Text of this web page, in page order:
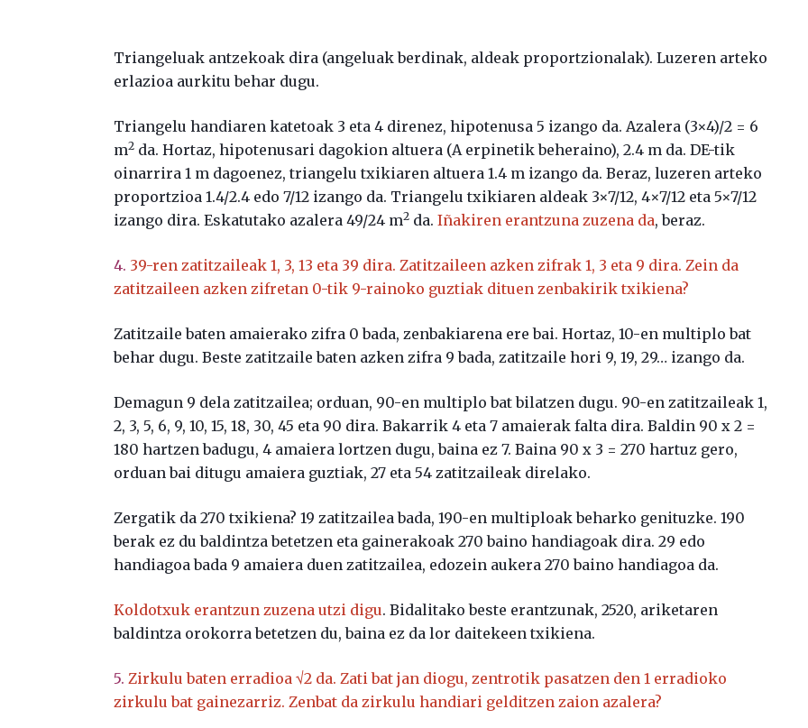
Triangeluak antzekoak dira (angeluak berdinak, aldeak proportzionalak). Luzeren arteko
erlazioa aurkitu behar dugu.
Triangelu handiaren katetoak 3 eta 4 direnez, hipotenusa 5 izango da. Azalera (3×4)/2 = 6
m2 da. Hortaz, hipotenusari dagokion altuera (A erpinetik beheraino), 2.4 m da. DE-tik
oinarrira 1 m dagoenez, triangelu txikiaren altuera 1.4 m izango da. Beraz, luzeren arteko
proportzioa 1.4/2.4 edo 7/12 izango da. Triangelu txikiaren aldeak 3×7/12, 4×7/12 eta 5×7/12
izango dira. Eskatutako azalera 49/24 m2 da.Iñakiren erantzuna zuzena da, beraz.
4. 39-ren zatitzaileak 1, 3, 13 eta 39 dira. Zatitzaileen azken zifrak 1, 3 eta 9 dira. Zein da
zatitzaileen azken zifretan 0-tik 9-rainoko guztiak dituen zenbakirik txikiena?
Zatitzaile baten amaierako zifra 0 bada, zenbakiarena ere bai. Hortaz, 10-en multiplo bat
behar dugu. Beste zatitzaile baten azken zifra 9 bada, zatitzaile hori 9, 19, 29… izango da.
Demagun 9 dela zatitzailea; orduan, 90-en multiplo bat bilatzen dugu. 90-en zatitzaileak 1,
2, 3, 5, 6, 9, 10, 15, 18, 30, 45 eta 90 dira. Bakarrik 4 eta 7 amaierak falta dira. Baldin 90 x 2 =
180 hartzen badugu, 4 amaiera lortzen dugu, baina ez 7. Baina 90 x 3 = 270 hartuz gero,
orduan bai ditugu amaiera guztiak, 27 eta 54 zatitzaileak direlako.
Zergatik da 270 txikiena? 19 zatitzailea bada, 190-en multiploak beharko genituzke. 190
berak ez du baldintza betetzen eta gainerakoak 270 baino handiagoak dira. 29 edo
handiagoa bada 9 amaiera duen zatitzailea, edozein aukera 270 baino handiagoa da.
Koldotxuk erantzun zuzena utzi digu. Bidalitako beste erantzunak, 2520, ariketaren
baldintza orokorra betetzen du, baina ez da lor daitekeen txikiena.
5. Zirkulu baten erradioa √2 da. Zati bat jan diogu, zentrotik pasatzen den 1 erradioko
zirkulu bat gainezarriz. Zenbat da zirkulu handiari gelditzen zaion azalera?